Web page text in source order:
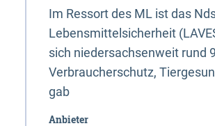
Im Ressort des ML ist das
Lebensmittelsicherheit
sich niedersachsenweit rund
Verbraucherschutz,
gab
Anbieter